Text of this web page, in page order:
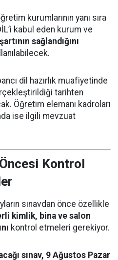
kurumlarının yanı sıra
kabul eden kurum ve
sağlandığını
dil hazırlık muafiyetinde
tarihten
Öğretim elemanı kadroları
ise ilgili mevzuat
Kontrol
sınavdan önce özellikle
kimlik, bina ve salon
kontrol etmeleri gerekiyor.
sınav, 9 Ağustos Pazar